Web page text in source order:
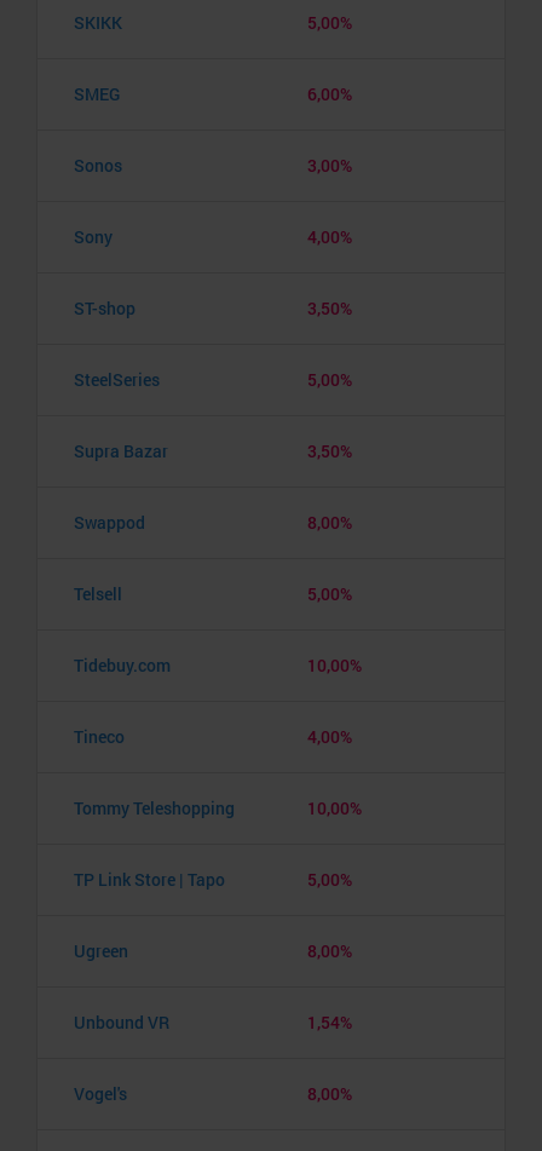
SKIKK 5,00%
SMEG 6,00%
Sonos 3,00%
Sony 4,00%
ST-shop 3,50%
SteelSeries 5,00%
Supra Bazar 3,50%
Swappod 8,00%
Telsell 5,00%
Tidebuy.com 10,00%
Tineco 4,00%
Tommy Teleshopping 10,00%
TP Link Store | Tapo 5,00%
Ugreen 8,00%
Unbound VR 1,54%
Vogel's 8,00%